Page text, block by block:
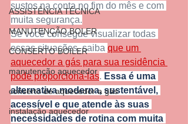
ASSISTÊNCIA TÉCNICA
MANUTENÇÃO BOLER
CONSERTO BOILER
manutenção aquecedor
conserto de aquecedor a gás
instalação aquecedor
sustos na conta no fim do mês e com
muita segurança.
Se você consegue visualizar todas
essas situações, saiba que um
aquecedor a gás para sua residência
pode proporcioná-las. Essa é uma
alternativa moderna, sustentável,
acessível e que atende às suas
necessidades de rotina com muita